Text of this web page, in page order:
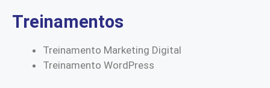
Treinamentos
Treinamento Marketing Digital
Treinamento WordPress